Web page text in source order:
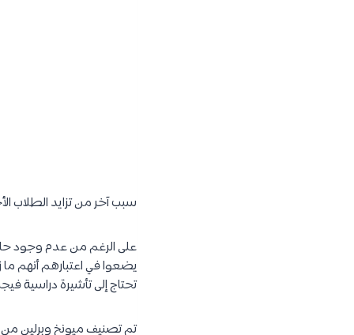
سبب آخر من تزايد الطلاب الأجانب
على الرغم من عدم وجود
يضعوا في اعتبارهم أنهم
تحتاج إلى تأشيرة دراسية فيجب تقديم دليل يثبت